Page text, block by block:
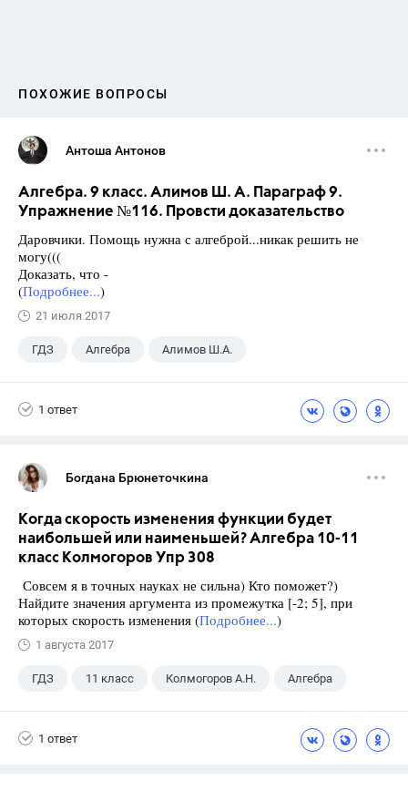
ПОХОЖИЕ ВОПРОСЫ
Антоша Антонов
Алгебра. 9 класс. Алимов Ш. А. Параграф 9.
Упражнение №116. Провсти доказательство
Даровчики. Помощь нужна с алгеброй...никак решить не
могу(((
Доказать, что -
(Подробнее...)
21 июля 2017
ГДЗ Алгебра Алимов Ш.А.
1 ответ
Богдана Брюнеточкина
Когда скорость изменения функции будет
наибольшей или наименьшей? Алгебра 10-11
класс Колмогоров Упр 308
Совсем я в точных науках не сильна) Кто поможет?)
Найдите значения аргумента из промежутка [-2; 5], при
которых скорость изменения (Подробнее...)
1 августа 2017
ГДЗ 11 класс Колмогоров А.Н. Алгебра
1 ответ